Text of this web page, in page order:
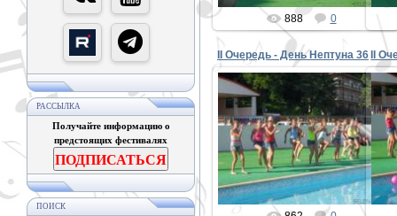
РАССЫЛКА
Получайте информацию о
предстоящих фестивалях
ПОДПИСАТЬСЯ
ПОИСК
888 0
II Очередь - День Нептуна 36
30.08.2015
PETER
II